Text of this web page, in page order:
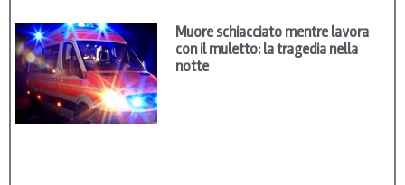
Muore schiacciato mentre lavora
con il muletto: la tragedia nella
notte